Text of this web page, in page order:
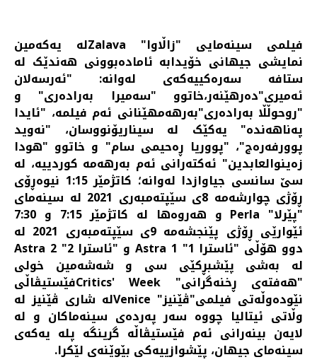
فیلمی سینەمایی "زاڵاوا" Zalavaلە یەکەمین
نمایشی جیهانی خۆیدابه ئاماده‌بوونی هەندێک لە
ستافە سەرەکییەکەی له‌وانه: "ئەرسەلان
ئەمیری"ده‌رهێنه‌ر،خاتوو "سەمیرا بەرادەری" و
"روحوڵڵا بەرادەری"بەرهەمهێنانی ئه‌م فیلمه، "ئایدا
پەناهەندە" یه‌کێک له سیناریۆنووسان، "نەوید
پوورفەرەج"، "پووریا ڕەحیمی سام" و خاتوو "هودا
زەینوالعابدین" ئه‌کته‌رانی ئه‌م به‌رهه‌مه کوردییه، لە
سێ سانسی جیاوازدا لەوانە؛ کاتژمێر 1:15 نیوەڕۆی
ڕۆژی چوارشەمە 8ی سێپتەمبەری 2021 لە سینەمای
"پێرلا" Perla و هەروەها لە کاتژمێر 7:15 و 7:30
ئێوارێی ڕۆژی پێنجشەمە 9ی سێپتەمبەری 2021 لە
دوو هۆڵی "ئاسترا 1" Astra 1 و "ئاسترا 2" Astra 2
لە بەشی پێشبڕکێی سی و شەشەمین خولی
"هەفتەی ڕخنەگرانی" Critics' Weekفێستیڤاڵی
نێودەوڵەتی فیلمی"ڤێنیز" Veniceلە شاری ڤێنیز لە
وڵاتی ئیتالیا چووە سەر پەردەی سینەماکان و له
لایه‌ن بینه‌رانی ئه‌م فێستیڤاڵه گرینگه‌ پله یه‌که‌ی
سینه‌مای جیهان، پێشوازییه‌کی بێوێنه‌ی لێکرا.